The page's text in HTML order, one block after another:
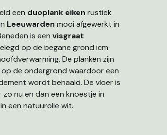
een duoplank eiken rustiek
Leeuwarden mooi afgewerkt in
is een visgraat
op de begane grond icm
De planken zijn
de ondergrond waardoor een
wordt behaald. De vloer is
zo nu en dan een knoestje in
een natuurolie wit.